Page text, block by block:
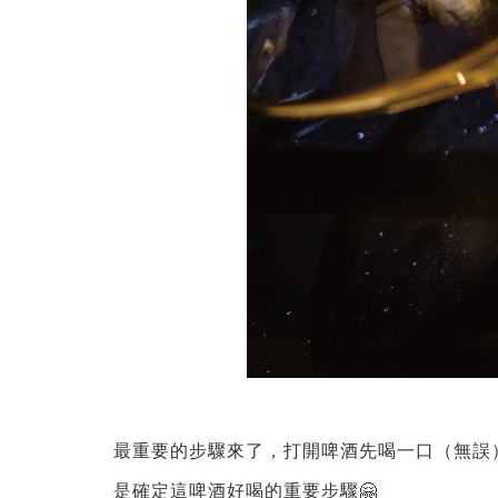
最重要的步驟來了，打開啤酒先喝一口（無誤
是確定這啤酒好喝的重要步驟🤗